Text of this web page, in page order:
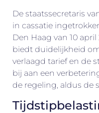
De staatssecretaris
in cassatie
Den Haag van 10
biedt duidelijkheid
verlaagd tarief en de
bij aan een
de regeling, aldus de